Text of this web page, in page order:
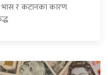
भास र कटानका कारण